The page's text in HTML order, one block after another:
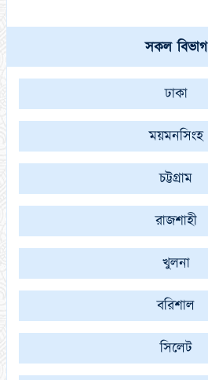
সকল বিভাগ
ঢাকা
ময়মনসিংহ
চট্টগ্রাম
রাজশাহী
খুলনা
বরিশাল
সিলেট